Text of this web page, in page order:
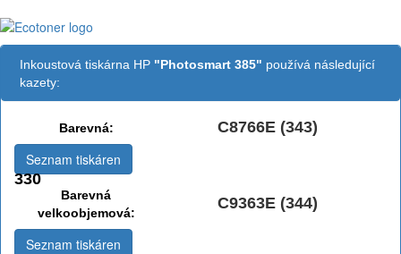
Inkoustová tiskárna HP "Photosmart 385" používá následující
kazety:
Barevná: C8766E (343)
330
Seznam tiskáren
Barevná
velkoobjemová:
C9363E (344)
Seznam tiskáren